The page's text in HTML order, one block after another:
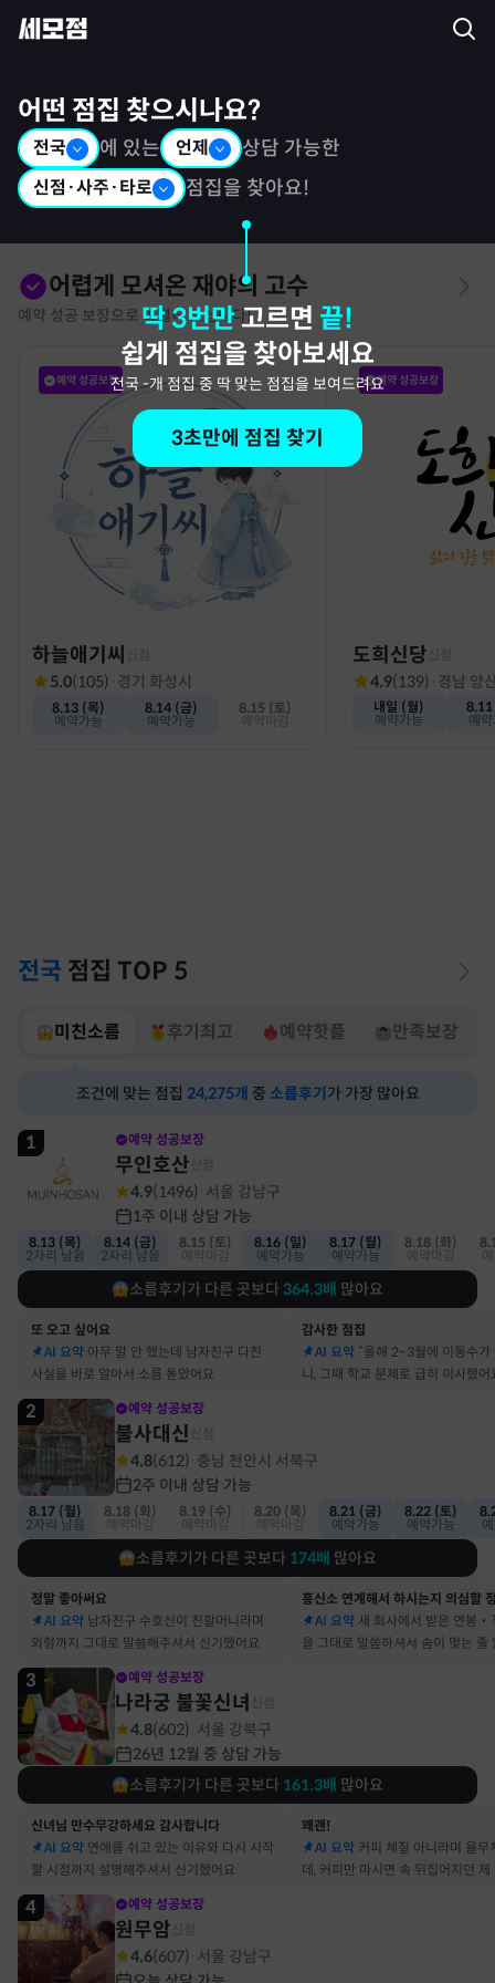
어떤 점집 찾으시나요?
전국 에 있는 언제 상담 가능한
신점·사주·타로 점집을 찾아요!
딱 3번만 고르면 끝!
쉽게 점집을 찾아보세요
전국-개 점집 중 딱 맞는 점집을 보여드려요
3초만에 점집 찾기
어렵게 모셔온 재야의 고수
예약 성공 보장으로 특별히 모십니다!
예약 성공보장
하늘애기씨
5.0(105) · 경기 화성시
8.13 (목)
예약가능
8.14 (금)
예약가능
8.15 (토)
예약 성공보장
도희신당
4.9(139) · 경남 양
내일 (월)
예약가능
예
전국 점집 TOP 5
미친소름 후기최고 예약핫플 만족보장
조건에 맞는 점집 24,275개 중 소름후기 가 가장 많아요
1 예약 성공보장
무인호산
4.9(1496) 서울 강남구
1주 이내 상담 가능
8.13 (목)
2자리 남음
8.14 (금)
2자리 남음
8.15 (토)
8.16 (일)
예약가능
8.17 (월)
예약가능
8.18 (화)
소름후기가 다른 곳보다 364.3배 많아요
또 오고 싶어요
AI 요약 아무 말 안 했는데 남자친구 다친
사실을 바로 알아서 소름 돋았어요
감사한 점집
AI 요약 “올해 2~3월에 이동수가
니, 그때 학교 문제로 급히 이사했어
2 예약 성공보장
불사대신
4.8(612) 충남 천안시 서북구
2주 이내 상담 가능
8.17 (월)
2자리 남음
8.18 (화)
8.19 (수)
8.20 (목)
8.21 (금)
예약가능
8.22 (토)
예약가능
소름후기가 다른 곳보다 174배 많아요
정말 좋아써요
AI 요약 남자친구 수호신이 친할머니라며
외형까지 그대로 말씀해주셔서 신기했어요
AI 요약 새 회사에서 받은 연봉‧
을 그대로 말씀하셔서 숨이 멎는 줄
3 예약 성공보장
나라궁 불꽃신녀
4.8(602) 서울 강북구
26년 12월 중 상담 가능
소름후기가 다른 곳보다 161.3배 많아요
신녀님 만수무강하세요 감사합니다
AI 요약 연애를 쉬고 있는 이유와 다시 시작
할 시점까지 설명해주셔서 신기했어요
꽤괜!
AI 요약 커피 체질 아니라며 율무
데, 커피만 마시면 속 뒤집어지던 제
4 예약 성공보장
원무암
4.6(607) 서울 강남구